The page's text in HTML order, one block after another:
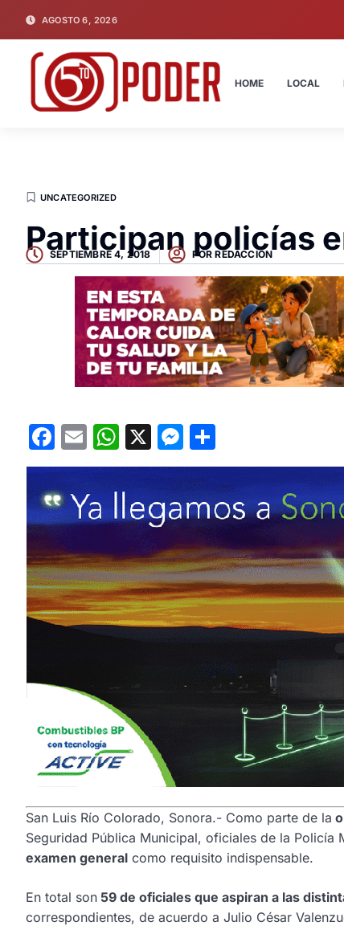
AGOSTO 6, 2026
HOME LOCAL
UNCATEGORIZED
Participan policías
SEPTIEMBRE 4, 2018 POR REDACCION
Facebook
EmailWhatsApp
X Messenger
San Luis Río Colorado, Sonora.- Como parte de la
Seguridad Pública Municipal, oficiales de la
examen general como requisito indispensable.
En total son 59 de oficiales que aspiran a las
correspondientes, de acuerdo a Julio César